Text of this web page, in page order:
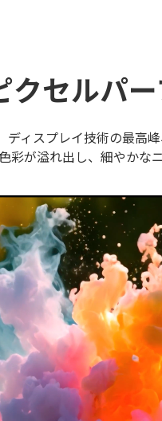
クセルパ
ディスプレイ技術の最高
彩が溢れ出し、細やかな